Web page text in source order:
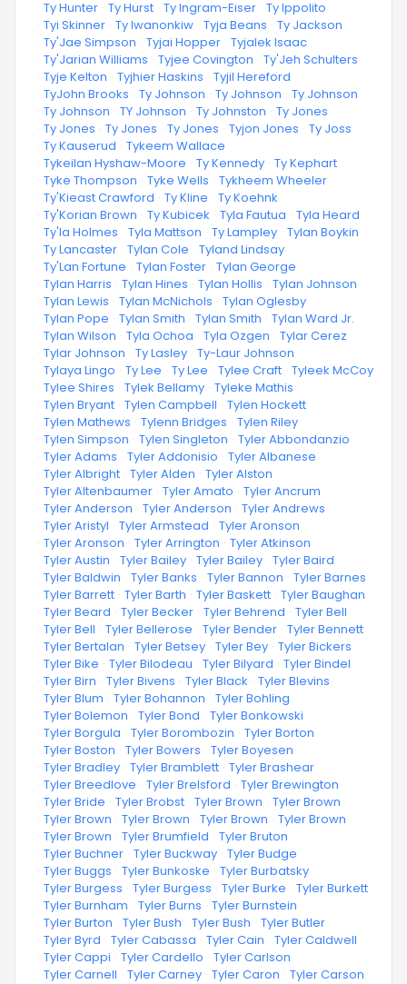
· Ty Hunter · Ty Hurst · Ty Ingram-Eiser · Ty Ippolito
· Tyi Skinner · Ty Iwanonkiw · Tyja Beans · Ty Jackson
· Ty'Jae Simpson · Tyjai Hopper · Tyjalek Isaac
· Ty'Jarian Williams · Tyjee Covington · Ty'Jeh Schulters
· Tyje Kelton · Tyjhier Haskins · Tyjil Hereford
· TyJohn Brooks · Ty Johnson · Ty Johnson · Ty Johnson
· Ty Johnson · TY Johnson · Ty Johnston · Ty Jones
· Ty Jones · Ty Jones · Ty Jones · Tyjon Jones · Ty Joss
· Ty Kauserud · Tykeem Wallace
· Tykeilan Hyshaw-Moore · Ty Kennedy · Ty Kephart
· Tyke Thompson · Tyke Wells · Tykheem Wheeler
· Ty'Kieast Crawford · Ty Kline · Ty Koehnk
· Ty'Korian Brown · Ty Kubicek · Tyla Fautua · Tyla Heard
· Ty'la Holmes · Tyla Mattson · Ty Lampley · Tylan Boykin
· Ty Lancaster · Tylan Cole · Tyland Lindsay
· Ty'Lan Fortune · Tylan Foster · Tylan George
· Tylan Harris · Tylan Hines · Tylan Hollis · Tylan Johnson
· Tylan Lewis · Tylan McNichols · Tylan Oglesby
· Tylan Pope · Tylan Smith · Tylan Smith · Tylan Ward Jr.
· Tylan Wilson · Tyla Ochoa · Tyla Ozgen · Tylar Cerez
· Tylar Johnson · Ty Lasley · Ty-Laur Johnson
· Tylaya Lingo · Ty Lee · Ty Lee · Tylee Craft · Tyleek McCoy
· Tylee Shires · Tylek Bellamy · Tyleke Mathis
· Tylen Bryant · Tylen Campbell · Tylen Hockett
· Tylen Mathews · Tylenn Bridges · Tylen Riley
· Tylen Simpson · Tylen Singleton · Tyler Abbondanzio
· Tyler Adams · Tyler Addonisio · Tyler Albanese
· Tyler Albright · Tyler Alden · Tyler Alston
· Tyler Altenbaumer · Tyler Amato · Tyler Ancrum
· Tyler Anderson · Tyler Anderson · Tyler Andrews
· Tyler Aristyl · Tyler Armstead · Tyler Aronson
· Tyler Aronson · Tyler Arrington · Tyler Atkinson
· Tyler Austin · Tyler Bailey · Tyler Bailey · Tyler Baird
· Tyler Baldwin · Tyler Banks · Tyler Bannon · Tyler Barnes
· Tyler Barrett · Tyler Barth · Tyler Baskett · Tyler Baughan
· Tyler Beard · Tyler Becker · Tyler Behrend · Tyler Bell
· Tyler Bell · Tyler Bellerose · Tyler Bender · Tyler Bennett
· Tyler Bertalan · Tyler Betsey · Tyler Bey · Tyler Bickers
· Tyler Bike · Tyler Bilodeau · Tyler Bilyard · Tyler Bindel
· Tyler Birn · Tyler Bivens · Tyler Black · Tyler Blevins
· Tyler Blum · Tyler Bohannon · Tyler Bohling
· Tyler Bolemon · Tyler Bond · Tyler Bonkowski
· Tyler Borgula · Tyler Borombozin · Tyler Borton
· Tyler Boston · Tyler Bowers · Tyler Boyesen
· Tyler Bradley · Tyler Bramblett · Tyler Brashear
· Tyler Breedlove · Tyler Brelsford · Tyler Brewington
· Tyler Bride · Tyler Brobst · Tyler Brown · Tyler Brown
· Tyler Brown · Tyler Brown · Tyler Brown · Tyler Brown
· Tyler Brown · Tyler Brumfield · Tyler Bruton
· Tyler Buchner · Tyler Buckway · Tyler Budge
· Tyler Buggs · Tyler Bunkoske · Tyler Burbatsky
· Tyler Burgess · Tyler Burgess · Tyler Burke · Tyler Burkett
· Tyler Burnham · Tyler Burns · Tyler Burnstein
· Tyler Burton · Tyler Bush · Tyler Bush · Tyler Butler
· Tyler Byrd · Tyler Cabassa · Tyler Cain · Tyler Caldwell
· Tyler Cappi · Tyler Cardello · Tyler Carlson
· Tyler Carnell · Tyler Carney · Tyler Caron · Tyler Carson